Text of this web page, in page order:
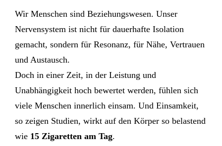
Wir Menschen sind Beziehungswesen. Unser
Nervensystem ist nicht für dauerhafte Isolation
gemacht, sondern für Resonanz, für Nähe, Vertrauen
und Austausch.
Doch in einer Zeit, in der Leistung und
Unabhängigkeit hoch bewertet werden, fühlen sich
viele Menschen innerlich einsam. Und Einsamkeit,
so zeigen Studien, wirkt auf den Körper so belastend
wie 15 Zigaretten am Tag.